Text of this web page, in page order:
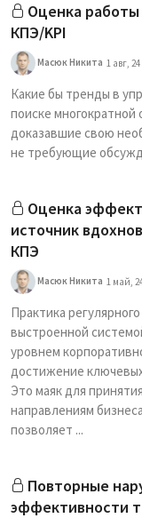
Оценка
КПЭ/KPI
Масюк Никита 1 авг, 24
Какие бы тренды в
поиске многократной
доказавшие свою
не требующие
Оценка
источник
КПЭ
Масюк Никита 1 май,
Практика
выстроенной
уровнем
достижение
Это маяк для
направлениям
позволяет ...
Повторные
эффективности